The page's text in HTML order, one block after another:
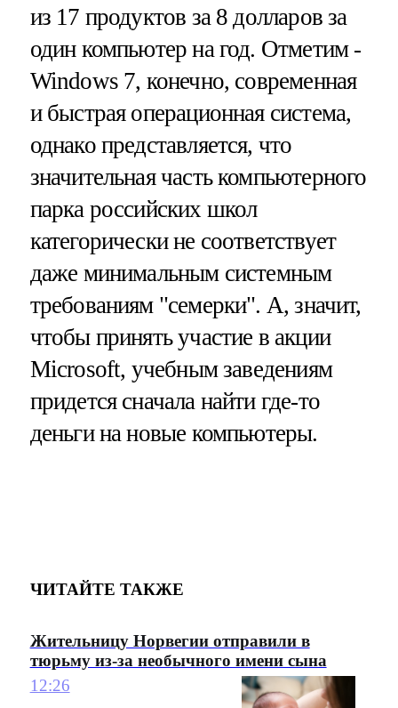
из 17 продуктов за 8 долларов за
один компьютер на год. Отметим -
Windows 7, конечно, современная
и быстрая операционная система,
однако представляется, что
значительная часть компьютерного
парка российских школ
категорически не соответствует
даже минимальным системным
требованиям "семерки". А, значит,
чтобы принять участие в акции
Microsoft, учебным заведениям
придется сначала найти где-то
деньги на новые компьютеры.
ЧИТАЙТЕ ТАКЖЕ
Жительницу Норвегии отправили в
тюрьму из-за необычного имени сына
12:26